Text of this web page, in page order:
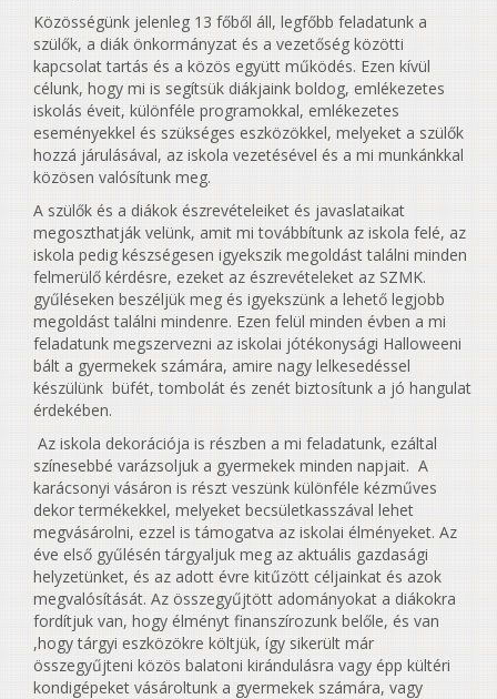
Közösségünk jelenleg 13 főből áll, legfőbb feladatunk a
szülők, a diák önkormányzat és a vezetőség közötti
kapcsolat tartás és a közös együtt működés. Ezen kívül
célunk, hogy mi is segítsük diákjaink boldog, emlékezetes
iskolás éveit, különféle programokkal, emlékezetes
eseményekkel és szükséges eszközökkel, melyeket a szülők
hozzá járulásával, az iskola vezetésével és a mi munkánkkal
közösen valósítunk meg.
A szülők és a diákok észrevételeiket és javaslataikat
megoszthatják velünk, amit mi továbbítunk az iskola felé, az
iskola pedig készségesen igyekszik megoldást találni minden
felmerülő kérdésre, ezeket az észrevételeket az SZMK.
gyűléseken beszéljük meg és igyekszünk a lehető legjobb
megoldást találni mindenre. Ezen felül minden évben a mi
feladatunk megszervezni az iskolai jótékonysági Halloweeni
bált a gyermekek számára, amire nagy lelkesedéssel
készülünk büfét, tombolát és zenét biztosítunk a jó hangulat
érdekében.
Az iskola dekorációja is részben a mi feladatunk, ezáltal
színesebbé varázsoljuk a gyermekek minden napjait. A
karácsonyi vásáron is részt veszünk különféle kézműves
dekor termékekkel, melyeket becsületkasszával lehet
megvásárolni, ezzel is támogatva az iskolai élményeket. Az
éve első gyűlésén tárgyaljuk meg az aktuális gazdasági
helyzetünket, és az adott évre kitűzött céljainkat és azok
megvalósítását. Az összegyűjtött adományokat a diákokra
fordítjuk van, hogy élményt finanszírozunk belőle, és van
,hogy tárgyi eszközökre költjük, így sikerült már
összegyűjteni közös balatoni kirándulásra vagy épp kültéri
kondigépeket vásároltunk a gyermekek számára, vagy